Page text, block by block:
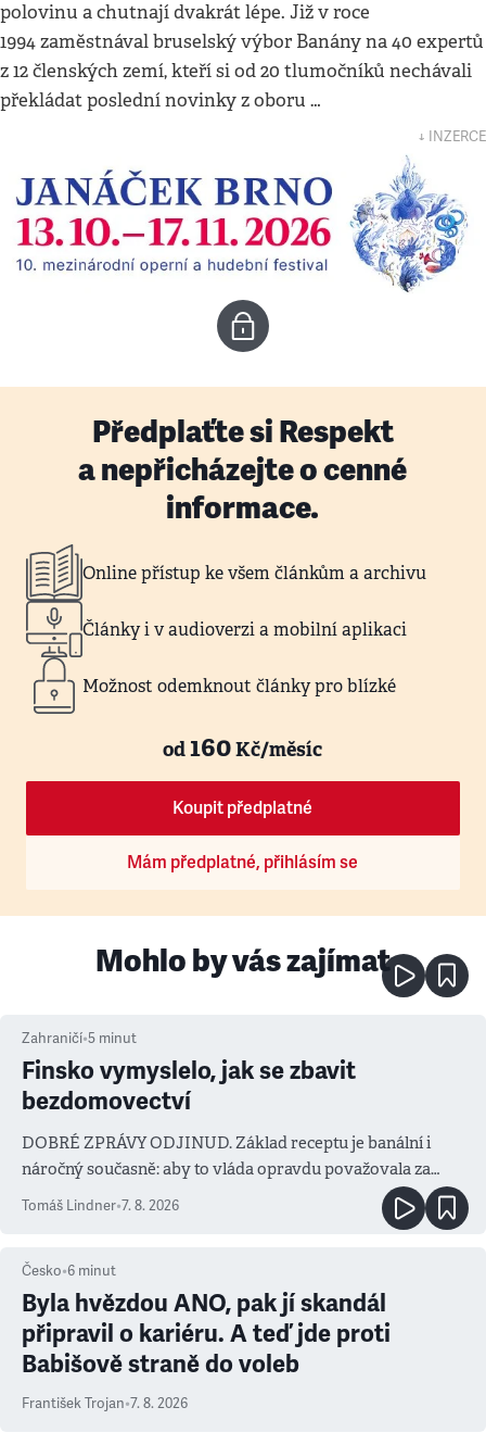
polovinu a chutnají dvakrát lépe. Již v roce
1994 zaměstnával bruselský výbor Banány na 40 expertů
z 12 členských zemí, kteří si od 20 tlumočníků nechávali
překládat poslední novinky z oboru …
↓ INZERCE
Předplaťte si Respekt
a nepřicházejte o cenné
informace.
Online přístup ke všem článkům a archivu
Články i v audioverzi a mobilní aplikaci
Možnost odemknout články pro blízké
od160Kč/měsíc
Koupit předplatné
Mám předplatné, přihlásím se
Mohlo by vás zajímat
Zahraničí•5 minut
Finsko vymyslelo, jak se zbavit
bezdomovectví
DOBRÉ ZPRÁVY ODJINUD. Základ receptu je banální i
náročný současně: aby to vláda opravdu považovala za
prioritu
Tomáš Lindner•7. 8. 2026
Česko•6 minut
Byla hvězdou ANO, pak jí skandál
připravil o kariéru. A teď jde proti
Babišově straně do voleb
František Trojan•7. 8. 2026